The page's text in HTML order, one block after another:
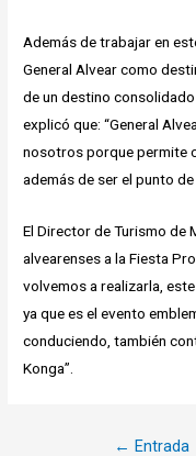
Además de trabajar en
General Alvear como
de un destino
explicó que: “General
nosotros porque permite
además de ser el punto
El Director de Turismo de
alvearenses a la Fiesta
volvemos a realizarla,
ya que es el evento
conduciendo, también
Konga”.
← Entrada